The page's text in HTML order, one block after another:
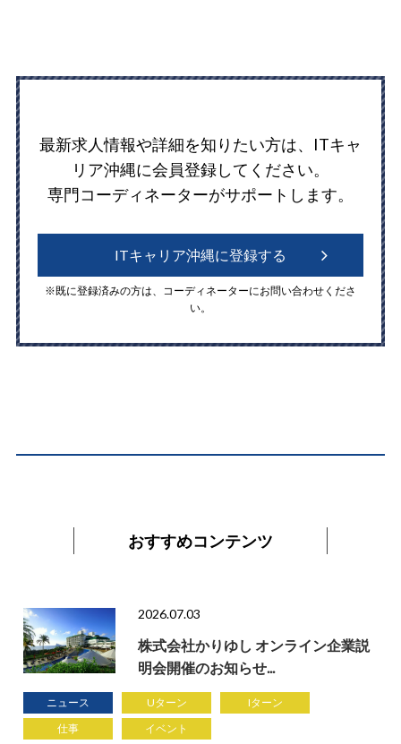
最新求人情報や詳細を知りたい方は、ITキャ
リア沖縄に会員登録してください。
専門コーディネーターがサポートします。
ITキャリア沖縄に登録する
※既に登録済みの方は、コーディネーターにお問い合わせくださ
い。
おすすめコンテンツ
2026.07.03
株式会社かりゆし オンライン企業説
明会開催のお知らせ...
ニュース Uターン
Iターン
仕事
イベント